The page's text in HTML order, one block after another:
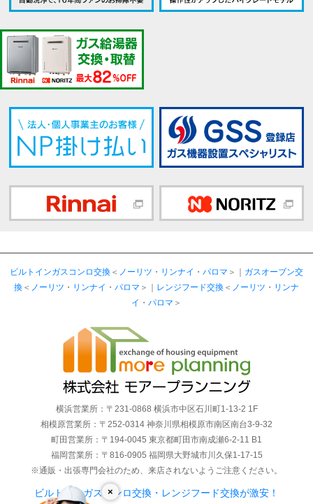
×
ビルトインガスコンロ交換 ＜ ノーリツ ・ リンナイ ・ パロマ ＞｜ ガスオーブン交
換 ＜ ノーリツ ・ リンナイ ・ パロマ ＞｜ レンジフード交換 ＜ ノーリツ ・ リンナ
イ ・ パロマ ＞
横浜営業所：〒231-0868 横浜市中区石川町1-13-2 1F
相模原営業所：〒252-0314 神奈川県相模原市南区南台3-9-32
町田営業所：〒194-0045 東京都町田市南成瀬6-2-11 B1
福岡営業所：〒816-0905 福岡県大野城市川久保1-17-15
※通販・出張専門会社のため、来店されないようご注意ください。
ビルトインガスコンロ交換・レンジフード交換が激安！